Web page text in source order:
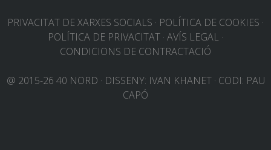
PRIVACITAT DE XARXES SOCIALS
POLÍTICA DE COOKIES
POLÍTICA DE PRIVACITAT AVÍS LEGAL
CONDICIONS DE CONTRACTACIÓ
@ 2015-26 40 NORD · DISSENY: IVAN KHANET · CODI: PAU
CAPÓ